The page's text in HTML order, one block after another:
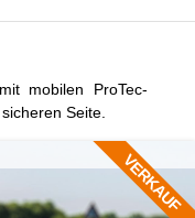
mobilen ProTec-
Seite.
VERKAUF